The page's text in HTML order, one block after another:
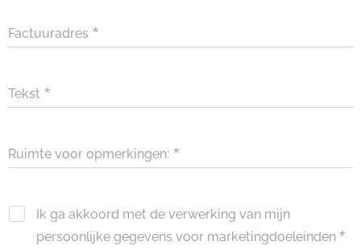
Factuuradres
Tekst
Ruimte voor opmerkingen:
Ik ga akkoord met de verwerking van mijn
persoonlijke gegevens voor marketingdoeleinden